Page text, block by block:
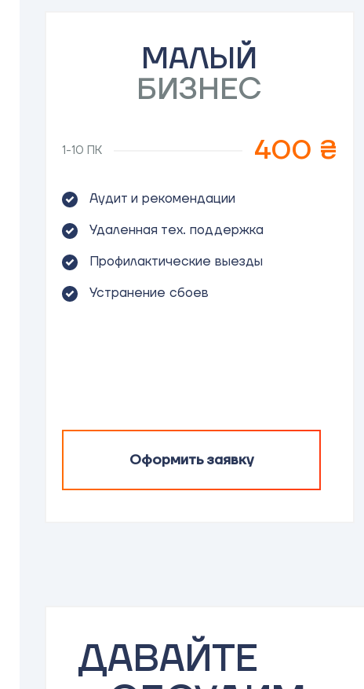
МАЛЫЙ
БИЗНЕС
1-10 ПК 400 ₴
Аудит и рекомендации
Удаленная тех. поддержка
Профилактические выезды
Устранение сбоев
Оформить заявку
ДАВАЙТЕ